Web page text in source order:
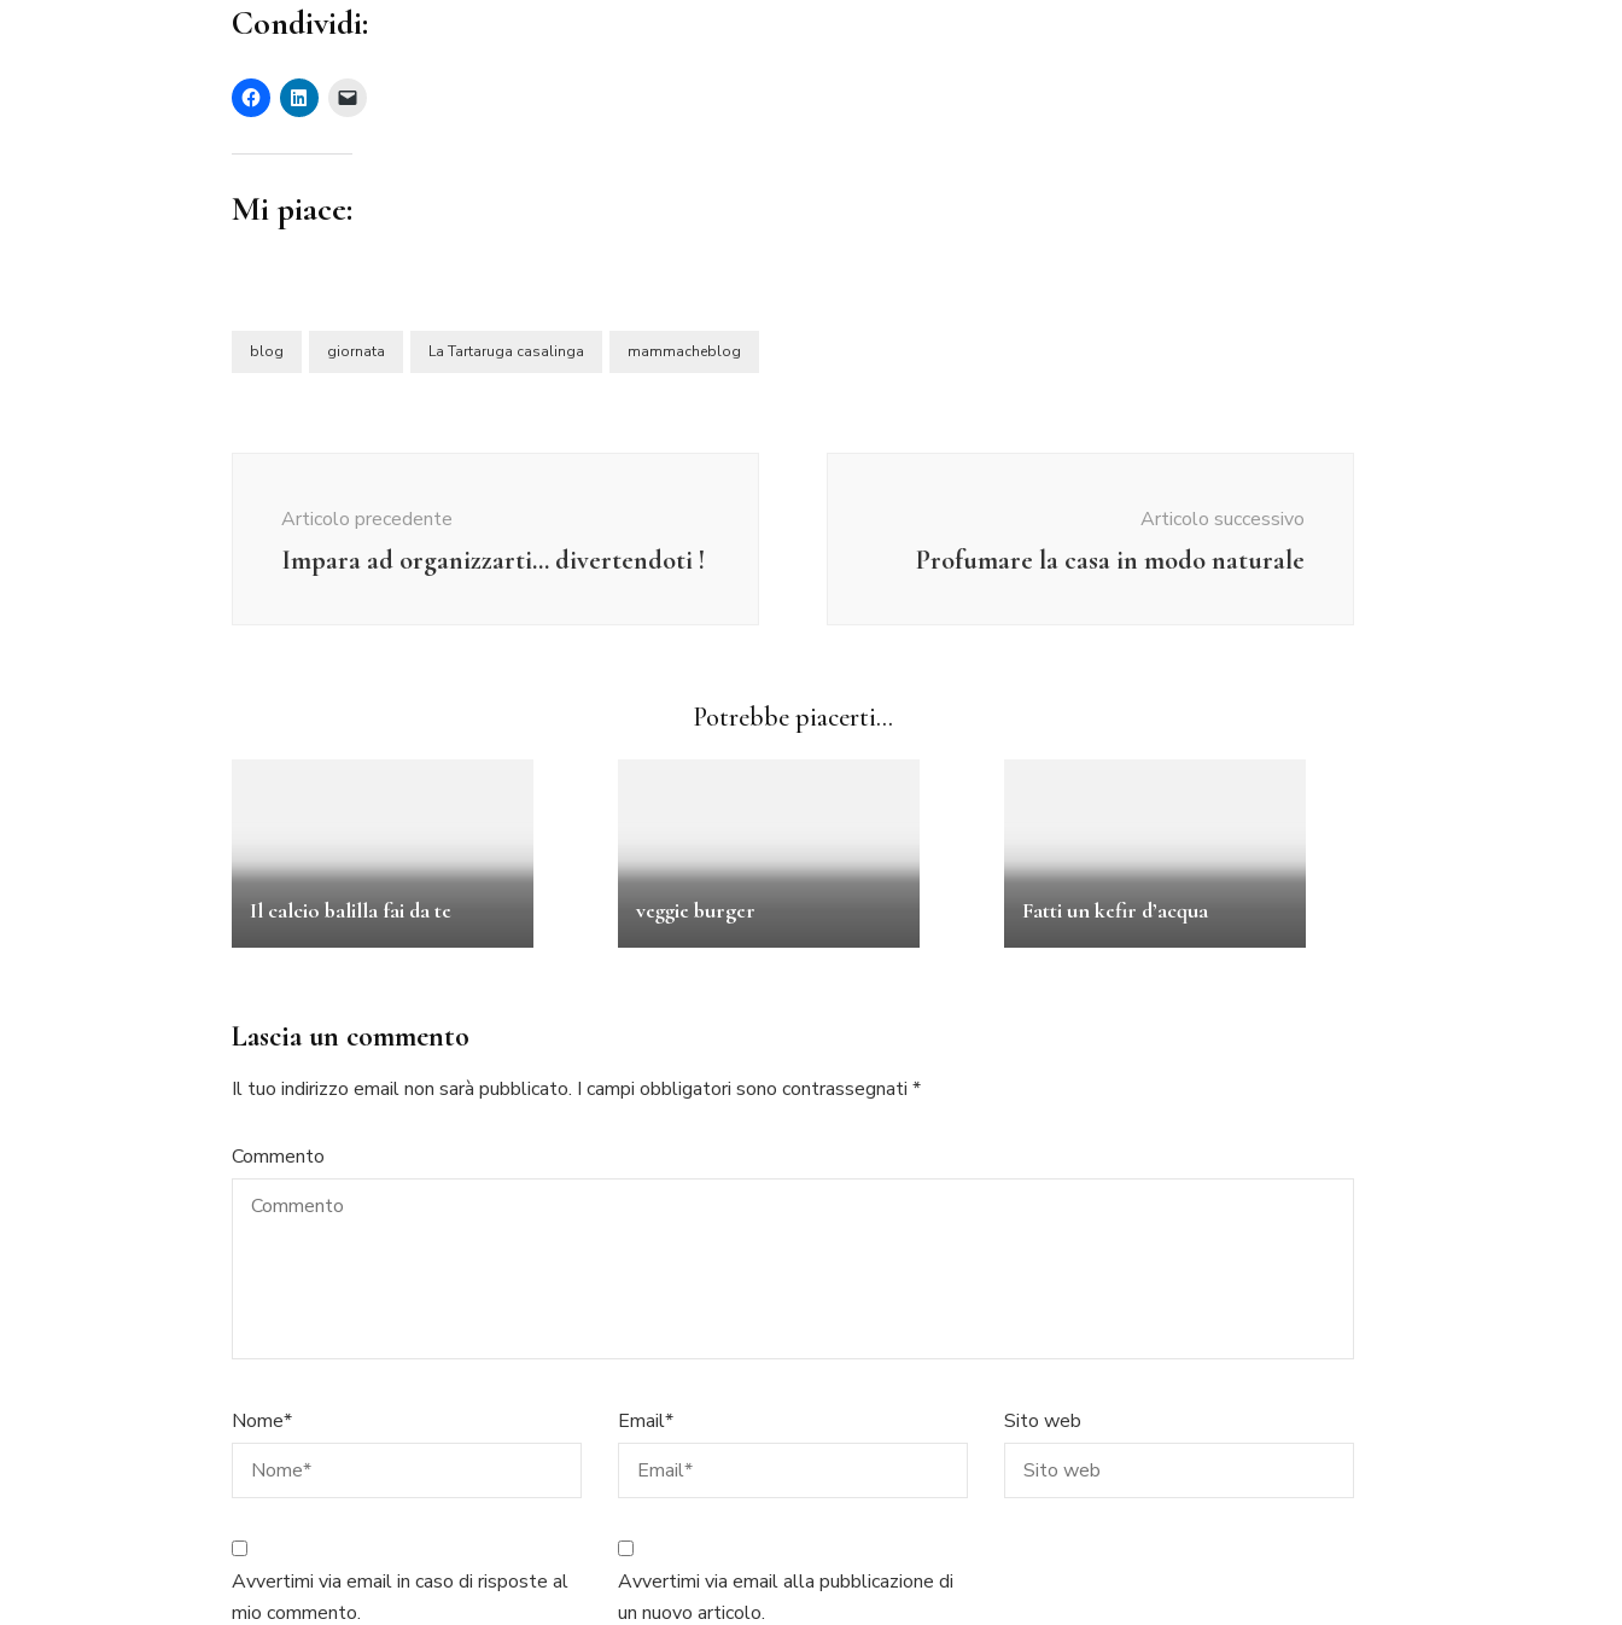
Condividi:
Mi piace:
blog giornata La Tartaruga casalinga mammacheblog
Articolo precedente
Impara ad organizzarti… divertendoti !
Articolo successivo
Profumare la casa in modo naturale
Potrebbe piacerti...
Il calcio balilla fai da te veggie burger Fatti un kefir d’acqua
Lascia un commento
Il tuo indirizzo email non sarà pubblicato. I campi obbligatori sono contrassegnati *
Commento
Nome* Email* Sito web
Avvertimi via email in caso di risposte al
mio commento.
Avvertimi via email alla pubblicazione di
un nuovo articolo.